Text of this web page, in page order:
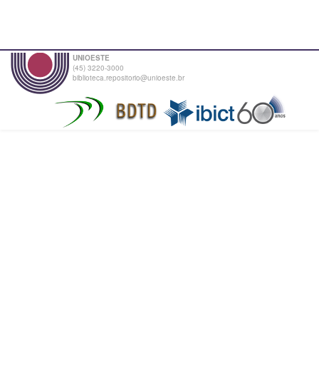
UNIOESTE
(45) 3220-3000
biblioteca.repositorio@unioeste.br